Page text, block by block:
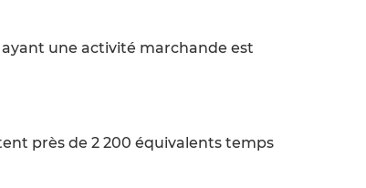
ayant une activité marchande est
près de 2 200 équivalents temps